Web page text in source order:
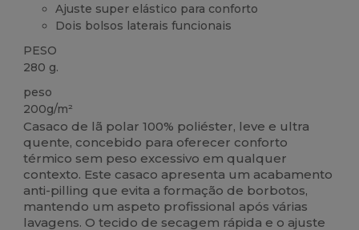
Ajuste super elástico para conforto
Dois bolsos laterais funcionais
PESO
280 g.
peso
200g/m²
Casaco de lã polar 100% poliéster, leve e ultra
quente, concebido para oferecer conforto
térmico sem peso excessivo em qualquer
contexto. Este casaco apresenta um acabamento
anti-pilling que evita a formação de borbotos,
mantendo um aspeto profissional após várias
lavagens. O tecido de secagem rápida e o ajuste